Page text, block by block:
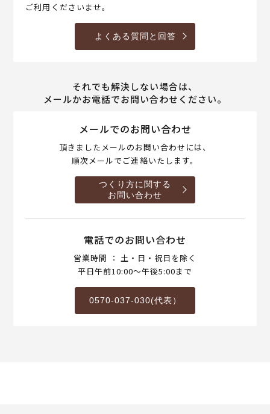
ご利用くださいませ。
よくある質問と回答
それでも解決しない場合は、
メールかお電話でお問い合わせください。
メールでのお問い合わせ
頂きましたメールのお問い合わせには、
順次メールでご連絡いたします。
つくり方に関する
お問い合わせ
電話でのお問い合わせ
営業時間 ： 土・日・祝日を除く
平日午前10:00～午後5:00まで
0570-037-030(代表）